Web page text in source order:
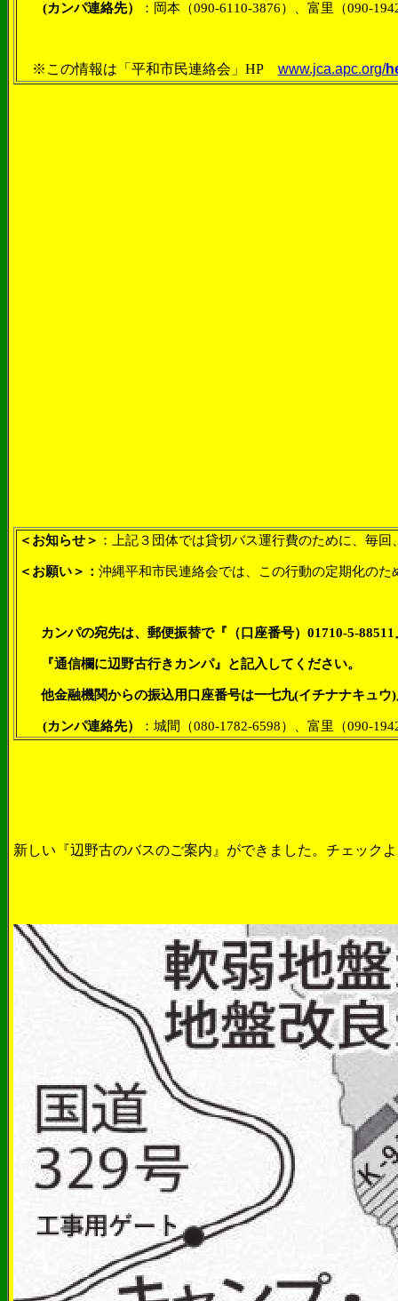
(カンパ連絡先） ： 岡本（090-6110-3876）、富里（090-
※この情報は「平和市民連絡会」 HP www.jca.apc.org/
＜お知らせ＞ ：上記３団体では貸切バス運行費のために、毎
＜お願い＞： 沖縄平和市民連絡会では、この行動の定期化の
カンパの宛先は、郵便振替で『（口座番号）01710-5-
『通信欄に辺野古行きカンパ』と記入してください。
他金融機関からの振込用口座番号は一七九(イチナナキュ
(カンパ連絡先） ： 城間（080-1782-6598）、富里（090-
新しい『辺野古のバスのご案内』ができました。チェック